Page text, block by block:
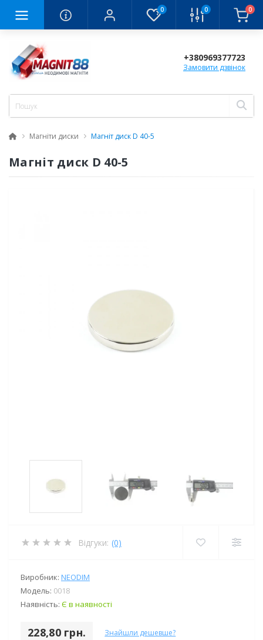
0 0 0
+380969377723
Замовити дзвінок
Магніти диски Магніт диск D 40-5
Магніт диск D 40-5
Відгуки: (0)
Виробник: NEODIM
Модель: 0018
Наявність: Є в наявності
228,80 грн. Знайшли дешевше?